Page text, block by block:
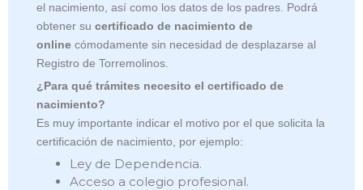
el nacimiento, así como los datos de los padres. Podrá
obtener su certificado de nacimiento de
online cómodamente sin necesidad de desplazarse al
Registro de Torremolinos.
¿Para qué trámites necesito el certificado de
nacimiento?
Es muy importante indicar el motivo por el que solicita la
certificación de nacimiento, por ejemplo:
Ley de Dependencia.
Acceso a colegio profesional.